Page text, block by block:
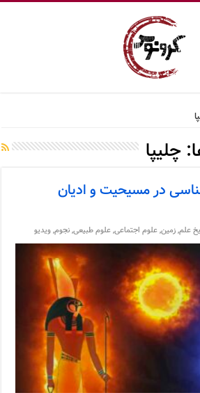
چلیپا
در مسیحیت و ادیان
علم,زمین,علوم اجتماعی,علوم طبیعی,نجوم,ویدیو